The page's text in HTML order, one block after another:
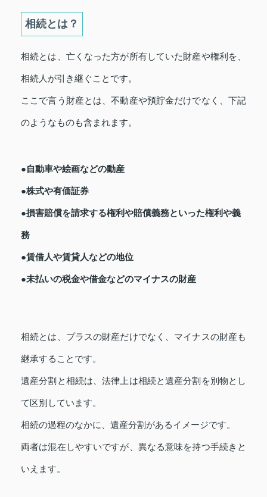
相続とは？
相続とは、亡くなった方が所有していた財産や権利を、
相続人が引き継ぐことです。
ここで言う財産とは、不動産や預貯金だけでなく、下記
のようなものも含まれます。
●自動車や絵画などの動産
●株式や有価証券
●損害賠償を請求する権利や賠償義務といった権利や義
務
●賃借人や賃貸人などの地位
●未払いの税金や借金などのマイナスの財産
相続とは、プラスの財産だけでなく、マイナスの財産も
継承することです。
遺産分割と相続は、法律上は相続と遺産分割を別物とし
て区別しています。
相続の過程のなかに、遺産分割があるイメージです。
両者は混在しやすいですが、異なる意味を持つ手続きと
いえます。